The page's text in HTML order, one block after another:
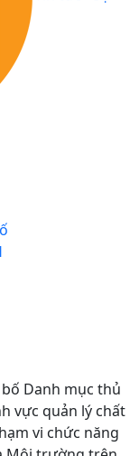
Danh mục thủ
vực quản lý chất
vi chức năng